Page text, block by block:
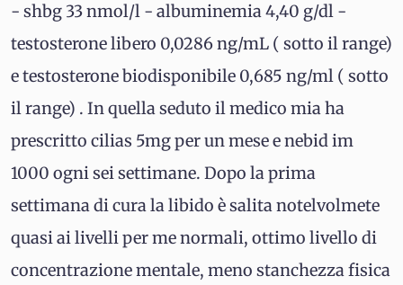
- shbg 33 nmol/l - albuminemia 4,40 g/dl -
testosterone libero 0,0286 ng/mL ( sotto il range)
e testosterone biodisponibile 0,685 ng/ml ( sotto
il range) . In quella seduto il medico mia ha
prescritto cilias 5mg per un mese e nebid im
1000 ogni sei settimane. Dopo la prima
settimana di cura la libido è salita notelvolmete
quasi ai livelli per me normali, ottimo livello di
concentrazione mentale, meno stanchezza fisica